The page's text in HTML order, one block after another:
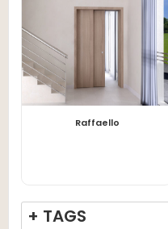
LEGGI TUTTO
Raffaello
+ TAGS